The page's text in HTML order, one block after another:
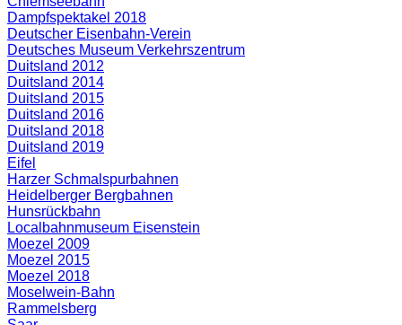
Dampfspektakel 2018
Deutscher Eisenbahn-Verein
Deutsches Museum Verkehrszentrum
Duitsland 2012
Duitsland 2014
Duitsland 2015
Duitsland 2016
Duitsland 2018
Duitsland 2019
Eifel
Harzer Schmalspurbahnen
Heidelberger Bergbahnen
Hunsrückbahn
Localbahnmuseum Eisenstein
Moezel 2009
Moezel 2015
Moezel 2018
Moselwein-Bahn
Rammelsberg